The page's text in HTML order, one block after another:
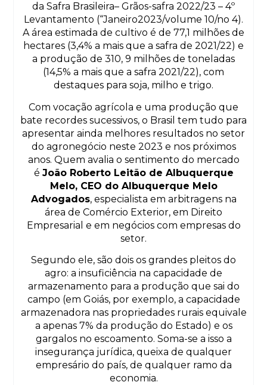
da Safra Brasileira– Grãos-safra 2022/23 – 4º
Levantamento (“Janeiro2023/volume 10/no 4).
A área estimada de cultivo é de 77,1 milhões de
hectares (3,4% a mais que a safra de 2021/22) e
a produção de 310, 9 milhões de toneladas
(14,5% a mais que a safra 2021/22), com
destaques para soja, milho e trigo.
Com vocação agrícola e uma produção que
bate recordes sucessivos, o Brasil tem tudo para
apresentar ainda melhores resultados no setor
do agronegócio neste 2023 e nos próximos
anos. Quem avalia o sentimento do mercado
é João Roberto Leitão de Albuquerque
Melo, CEO do Albuquerque Melo
Advogados, especialista em arbitragens na
área de Comércio Exterior, em Direito
Empresarial e em negócios com empresas do
setor.
Segundo ele, são dois os grandes pleitos do
agro: a insuficiência na capacidade de
armazenamento para a produção que sai do
campo (em Goiás, por exemplo, a capacidade
armazenadora nas propriedades rurais equivale
a apenas 7% da produção do Estado) e os
gargalos no escoamento. Soma-se a isso a
insegurança jurídica, queixa de qualquer
empresário do país, de qualquer ramo da
economia.